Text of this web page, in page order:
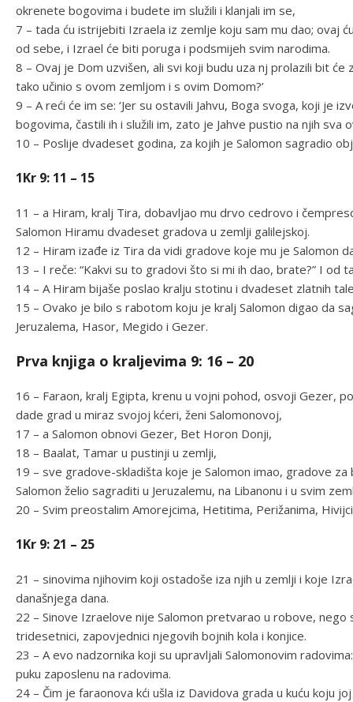
okrenete bogovima i budete im služili i klanjali im se,
7 – tada ću istrijebiti Izraela iz zemlje koju sam mu dao; ovaj
od sebe, i Izrael će biti poruga i podsmijeh svim narodima.
8 – Ovaj je Dom uzvišen, ali svi koji budu uza nj prolazili bit će
tako učinio s ovom zemljom i s ovim Domom?’
9 – A reći će im se: ‘Jer su ostavili Jahvu, Boga svoga, koji je
bogovima, častili ih i služili im, zato je Jahve pustio na njih sva
10 – Poslije dvadeset godina, za kojih je Salomon sagradio
1Kr 9: 11 – 15
11 – a Hiram, kralj Tira, dobavljao mu drvo cedrovo i
Salomon Hiramu dvadeset gradova u zemlji galilejskoj.
12 – Hiram izađe iz Tira da vidi gradove koje mu je Salomon
13 – I reče: “Kakvi su to gradovi što si mi ih dao, brate?” I od
14 – A Hiram bijaše poslao kralju stotinu i dvadeset zlatnih
15 – Ovako je bilo s rabotom koju je kralj Salomon digao da
Jeruzalema, Hasor, Megido i Gezer.
Prva knjiga o kraljevima 9: 16 – 20
16 – Faraon, kralj Egipta, krenu u vojni pohod, osvoji Gezer,
dade grad u miraz svojoj kćeri, ženi Salomonovoj,
17 – a Salomon obnovi Gezer, Bet Horon Donji,
18 – Baalat, Tamar u pustinji u zemlji,
19 – sve gradove-skladišta koje je Salomon imao, gradove
Salomon želio sagraditi u Jeruzalemu, na Libanonu i u svim
20 – Svim preostalim Amorejcima, Hetitima, Perižanima,
1Kr 9: 21 – 25
21 – sinovima njihovim koji ostadoše iza njih u zemlji i koje
današnjega dana.
22 – Sinove Izraelove nije Salomon pretvarao u robove,
tridesetnici, zapovjednici njegovih bojnih kola i konjice.
23 – A evo nadzornika koji su upravljali Salomonovim
puku zaposlenu na radovima.
24 – Čim je faraonova kći ušla iz Davidova grada u kuću koju